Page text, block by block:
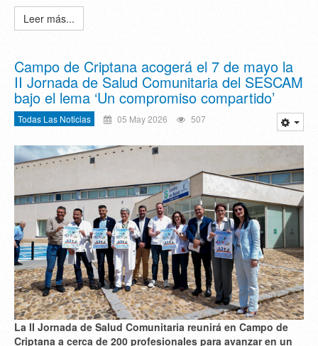
Leer más...
Campo de Criptana acogerá el 7 de mayo la
II Jornada de Salud Comunitaria del SESCAM
bajo el lema ‘Un compromiso compartido’
Todas Las Noticias 05 May 2026 507
La II Jornada de Salud Comunitaria reunirá en Campo de
Criptana a cerca de 200 profesionales para avanzar en un